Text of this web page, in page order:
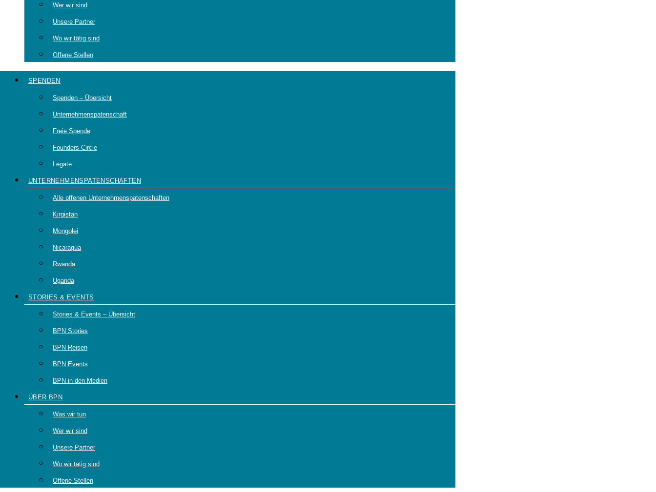
Wer wir sind
Unsere Partner
Wo wir tätig sind
Offene Stellen
SPENDEN
Spenden – Übersicht
Unternehmenspatenschaft
Freie Spende
Founders Circle
Legate
UNTERNEHMENSPATENSCHAFTEN
Alle offenen Unternehmenspatenschaften
Kirgistan
Mongolei
Nicaragua
Rwanda
Uganda
STORIES & EVENTS
Stories & Events – Übersicht
BPN Stories
BPN Reisen
BPN Events
BPN in den Medien
ÜBER BPN
Was wir tun
Wer wir sind
Unsere Partner
Wo wir tätig sind
Offene Stellen